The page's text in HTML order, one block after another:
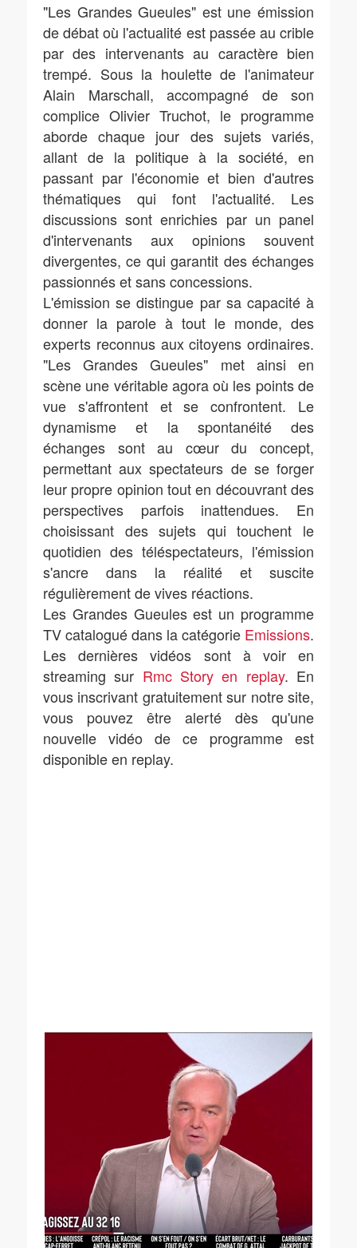
"Les Grandes Gueules" est une émission
de débat où l'actualité est passée au crible
par des intervenants au caractère bien
trempé. Sous la houlette de l'animateur
Alain Marschall, accompagné de son
complice Olivier Truchot, le programme
aborde chaque jour des sujets variés,
allant de la politique à la société, en
passant par l'économie et bien d'autres
thématiques qui font l'actualité. Les
discussions sont enrichies par un panel
d'intervenants aux opinions souvent
divergentes, ce qui garantit des échanges
passionnés et sans concessions.
L'émission se distingue par sa capacité à
donner la parole à tout le monde, des
experts reconnus aux citoyens ordinaires.
"Les Grandes Gueules" met ainsi en
scène une véritable agora où les points de
vue s'affrontent et se confrontent. Le
dynamisme et la spontanéité des
échanges sont au cœur du concept,
permettant aux spectateurs de se forger
leur propre opinion tout en découvrant des
perspectives parfois inattendues. En
choisissant des sujets qui touchent le
quotidien des téléspectateurs, l'émission
s'ancre dans la réalité et suscite
régulièrement de vives réactions.
Les Grandes Gueules est un programme
TV catalogué dans la catégorie Emissions.
Les dernières vidéos sont à voir en
streaming sur Rmc Story en replay. En
vous inscrivant gratuitement sur notre site,
vous pouvez être alerté dès qu'une
nouvelle vidéo de ce programme est
disponible en replay.